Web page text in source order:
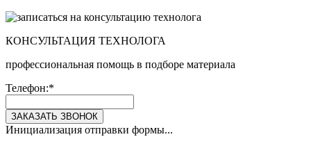
КОНСУЛЬТАЦИЯ ТЕХНОЛОГА
профессиональная помощь в подборе материала
Телефон:*
ЗАКАЗАТЬ ЗВОНОК
Инициализация отправки формы...